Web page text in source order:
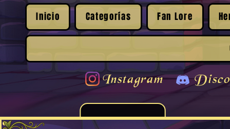
Inicio Categorías Fan Lore
Instagram